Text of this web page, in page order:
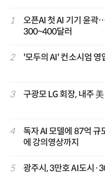
1
오픈AI 첫 AI 기기 윤
300~400달러
2 '모두의 AI' 컨소시엄 영
3 구광모 LG 회장, 내주
4
독자 AI 모델에 87억
에 강의영상까지
5 광주시, 3만호 AI도시